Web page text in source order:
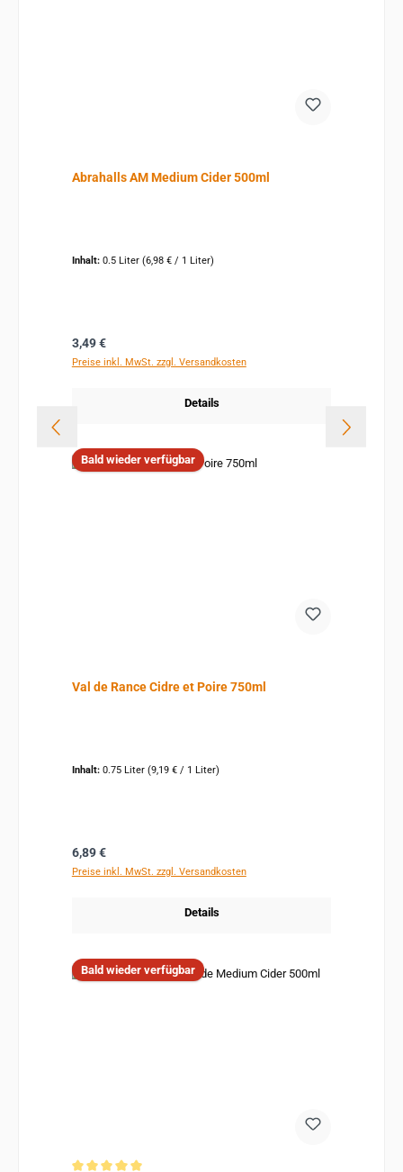
Abrahalls AM Medium Cider 500ml
Inhalt: 0.5 Liter (6,98 € / 1 Liter)
Regulärer Preis:
3,49 €
Preise inkl. MwSt. zzgl. Versandkosten
Details
Bald wieder verfügbar
Val de Rance Cidre et Poire 750ml
Inhalt: 0.75 Liter (9,19 € / 1 Liter)
Regulärer Preis:
6,89 €
Preise inkl. MwSt. zzgl. Versandkosten
Details
Bald wieder verfügbar